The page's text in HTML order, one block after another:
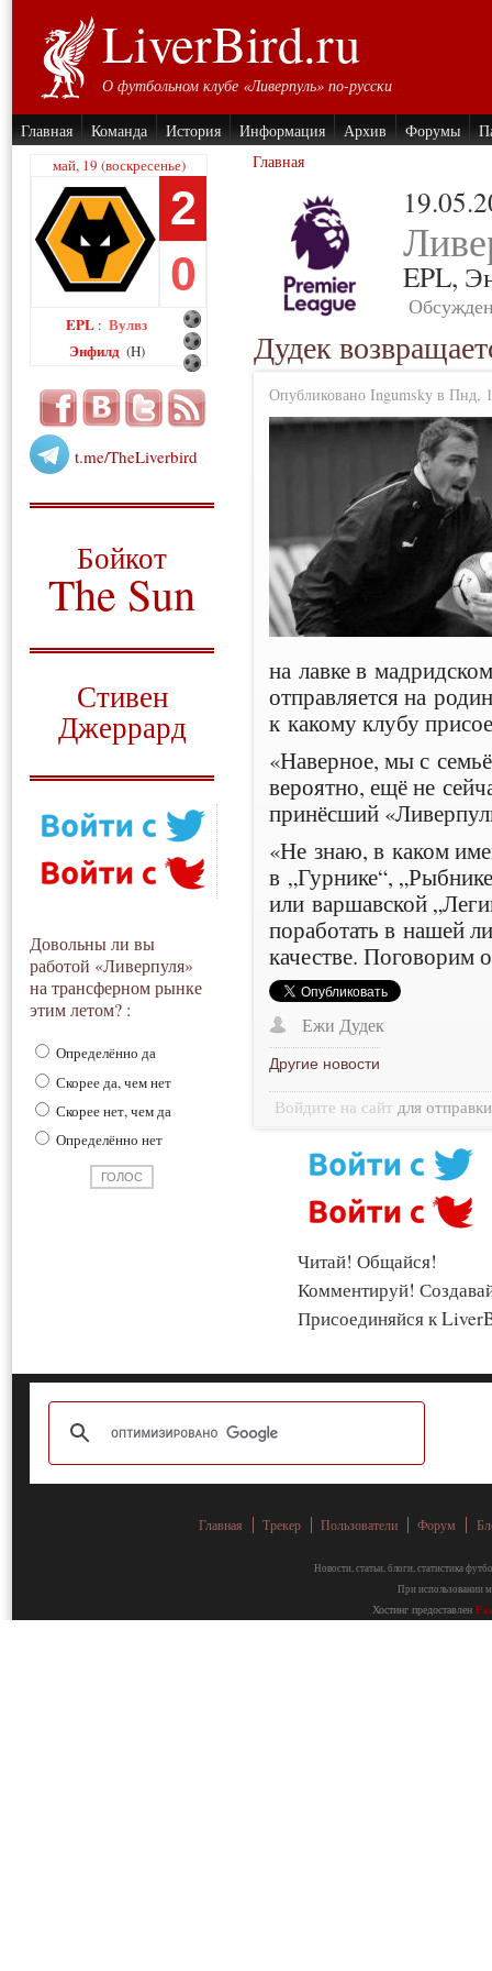
LiverBird.ru
О футбольном клубе «Ливерпуль» по-русски
Главная Команда История Информация Архив Форумы
май, 19 (воскресенье)
2
0
EPL : Вулвз
Энфилд (H)
t.me/TheLiverbird
Бойкот
The Sun
Стивен
Джеррард
Довольны ли вы
работой «Ливерпуля»
на трансферном рынке
этим летом? :
Определённо да
Скорее да, чем нет
Скорее нет, чем да
Определённо нет
Главная
EPL,
Дудек
Опубликовано Ingumsky в Пнд,
на лавке в
отправляется на
к какому клубу
«Наверное, мы с
вероятно, ещё не
принёсший
«Не знаю, в каком
в „Гурнике“,
или варшавской
поработать в нашей
качестве. Поговорим
Ежи Дудек
Другие новости
Войдите на сайт для
Читай! Общайся!
Комментируй!
Присоединяйся к
Главная Трекер Пользователи Форум
Новости, статьи, блоги, статистика
При использовании
Хостинг предоставлен